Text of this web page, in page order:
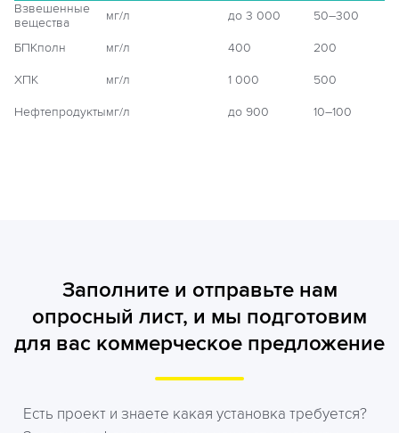
Взвешенные
вещества
мг/л до 3 000 50–300
БПКполн мг/л 400 200
ХПК мг/л 1 000 500
Нефтепродуктымг/л до 900 10–100
Заполните и отправьте нам
опросный лист, и мы подготовим
для вас коммерческое предложение
Есть проект и знаете какая установка требуется?